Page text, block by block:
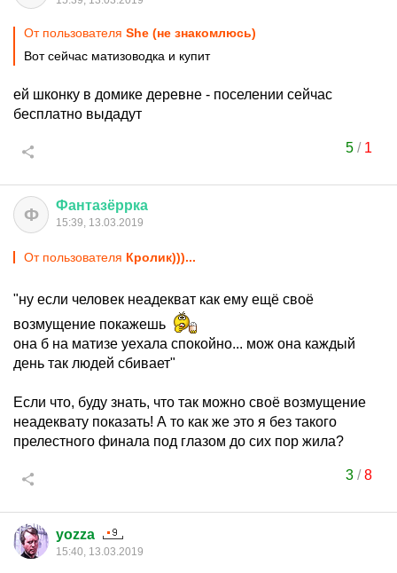
От пользователя She (не знакомлюсь)
Вот сейчас матизоводка и купит
ей шконку в домике деревне - поселении сейчас
бесплатно выдадут
5/ 1
Ф Фантазёррка
15:39, 13.03.2019
От пользователя Кролик)))...
"ну если человек неадекват как ему ещё своё
возмущение покажешь
она б на матизе уехала спокойно... мож она каждый
день так людей сбивает"
Если что, буду знать, что так можно своё возмущение
неадеквату показать! А то как же это я без такого
прелестного финала под глазом до сих пор жила?
3/8
yozza
15:40, 13.03.2019